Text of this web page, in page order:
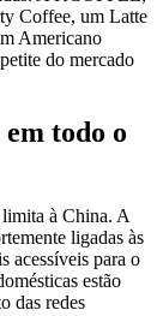
Coffee, um Latte
Americano
do mercado
todo o
à China. A
ligadas às
acessíveis para o
estão
das redes